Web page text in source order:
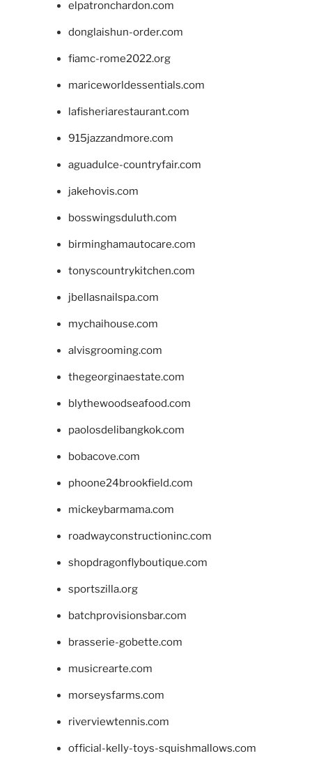
elpatronchardon.com
donglaishun-order.com
fiamc-rome2022.org
mariceworldessentials.com
lafisheriarestaurant.com
915jazzandmore.com
aguadulce-countryfair.com
jakehovis.com
bosswingsduluth.com
birminghamautocare.com
tonyscountrykitchen.com
jbellasnailspa.com
mychaihouse.com
alvisgrooming.com
thegeorginaestate.com
blythewoodseafood.com
paolosdelibangkok.com
bobacove.com
phoone24brookfield.com
mickeybarmama.com
roadwayconstructioninc.com
shopdragonflyboutique.com
sportszilla.org
batchprovisionsbar.com
brasserie-gobette.com
musicrearte.com
morseysfarms.com
riverviewtennis.com
official-kelly-toys-squishmallows.com